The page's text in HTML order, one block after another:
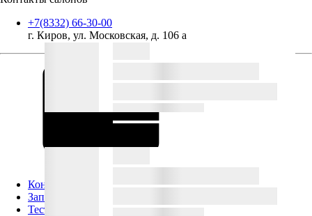
+7(8332) 66-30-00
г. Киров, ул. Московская, д. 106 а
Контакты
Запись на сервис
Тест-драйв